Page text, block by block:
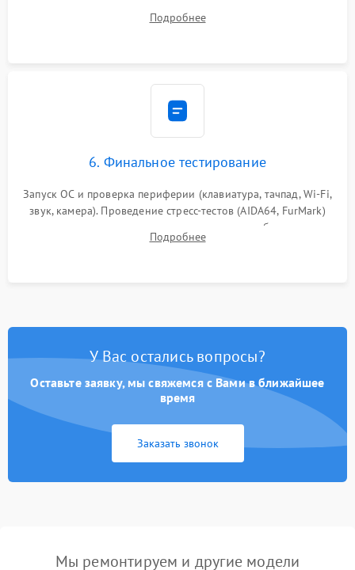
шлейфов, модулей памяти и накопителей. Предварительная
Подробнее
6. Финальное тестирование
Запуск ОС и проверка периферии (клавиатура, тачпад, Wi-Fi,
звук, камера). Проведение стресс-тестов (AIDA64, FurMark)
для контроля температурного режима и стабильности
системы под пиковой нагрузкой.
Подробнее
У Вас остались вопросы?
Оставьте заявку, мы свяжемся с Вами в ближайшее
время
Заказать звонок
Мы ремонтируем и другие модели